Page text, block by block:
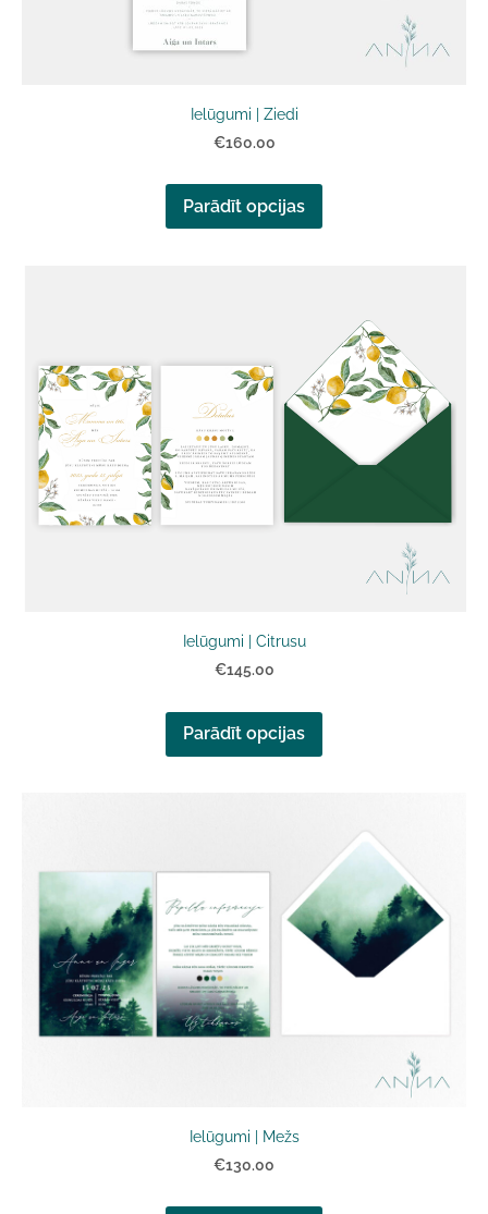
Ielūgumi | Ziedi
€160.00
Parādīt opcijas
Ielūgumi | Citrusu
€145.00
Parādīt opcijas
Ielūgumi | Mežs
€130.00